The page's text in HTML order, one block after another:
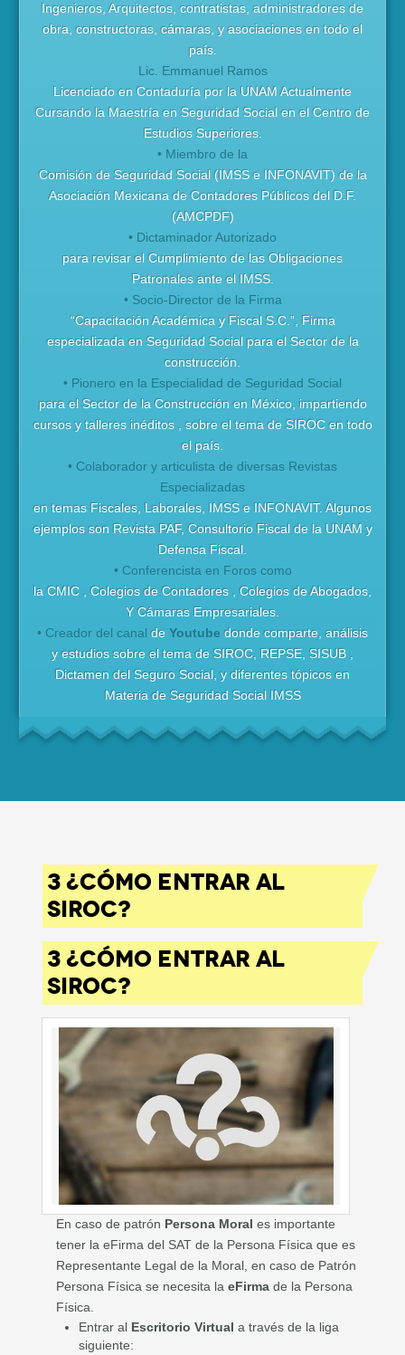
Ingenieros, Arquitectos, contratistas, administradores de
obra, constructoras, cámaras, y asociaciones en todo el
país.
Lic. Emmanuel Ramos
Licenciado en Contaduría por la UNAM Actualmente
Cursando la Maestría en Seguridad Social en el Centro de
Estudios Superiores.
• Miembro de la
Comisión de Seguridad Social (IMSS e INFONAVIT) de la
Asociación Mexicana de Contadores Públicos del D.F.
(AMCPDF)
• Dictaminador Autorizado
para revisar el Cumplimiento de las Obligaciones
Patronales ante el IMSS.
• Socio-Director de la Firma
“Capacitación Académica y Fiscal S.C.”, Firma
especializada en Seguridad Social para el Sector de la
construcción.
• Pionero en la Especialidad de Seguridad Social
para el Sector de la Construcción en México, impartiendo
cursos y talleres inéditos , sobre el tema de SIROC en todo
el país.
• Colaborador y articulista de diversas Revistas
Especializadas
en temas Fiscales, Laborales, IMSS e INFONAVIT. Algunos
ejemplos son Revista PAF, Consultorio Fiscal de la UNAM y
Defensa Fiscal.
• Conferencista en Foros como
la CMIC , Colegios de Contadores , Colegios de Abogados,
Y Cámaras Empresariales.
• Creador del canal de Youtube donde comparte, análisis
y estudios sobre el tema de SIROC, REPSE, SISUB ,
Dictamen del Seguro Social, y diferentes tópicos en
Materia de Seguridad Social IMSS
3 ¿CÓMO ENTRAR AL
SIROC?
3 ¿CÓMO ENTRAR AL
SIROC?
En caso de patrón Persona Moral es importante
tener la eFirma del SAT de la Persona Física que es
Representante Legal de la Moral, en caso de Patrón
Persona Física se necesita la eFirmade la Persona
Física.
Entrar alEscritorio Virtual a través de la liga
siguiente: